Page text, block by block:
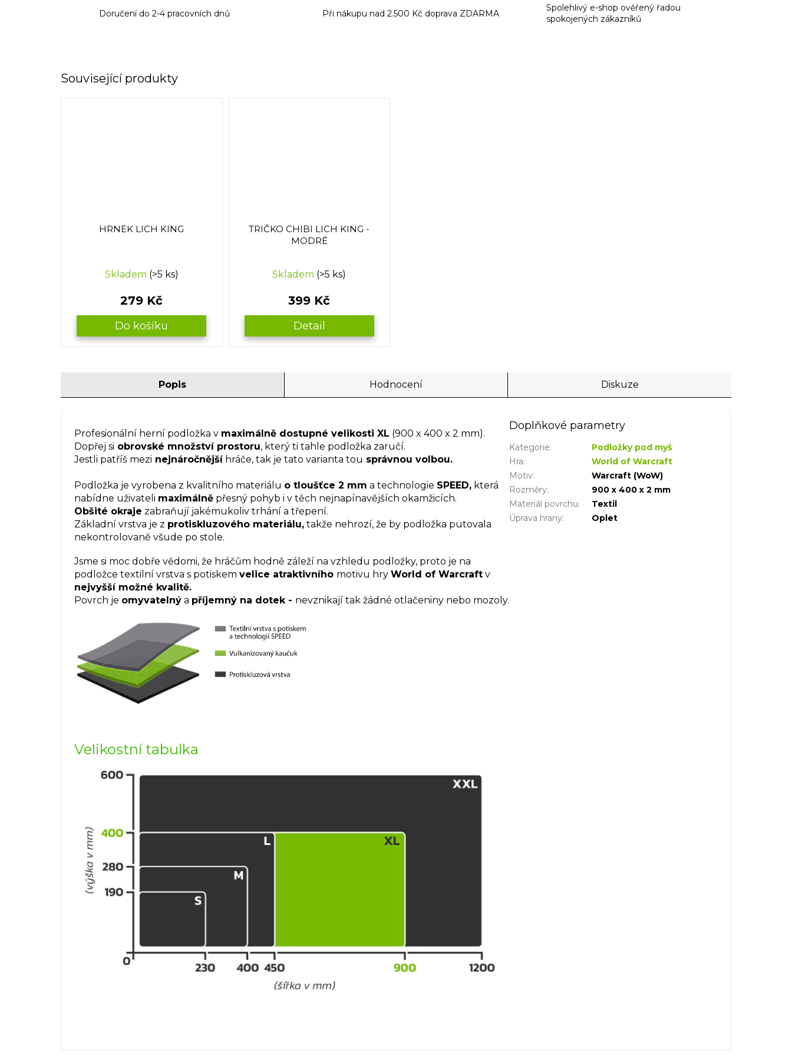
Doručení do 2-4 pracovních dnů Při nákupu nad 2.500 Kč doprava ZDARMA
Spolehlivý e-shop ověřený řadou
spokojených zákazníků
Související produkty
HRNEK LICH KING
Skladem (>5 ks)
279 Kč
Do košíku
TRIČKO CHIBI LICH KING -
MODRÉ
Skladem (>5 ks)
399 Kč
Detail
Popis Hodnocení Diskuze
Profesionální herní podložka v maximálně dostupné velikosti XL (900 x 400 x 2 mm).
Dopřej si obrovské množství prostoru, který ti tahle podložka zaručí.
Jestli patříš mezi nejnáročnějšíhráče, tak je tato varianta tou správnou volbou.
Podložka je vyrobena z kvalitního materiálu o tloušťce 2 mm a technologie SPEED, která
nabídne uživateli maximálně přesný pohyb i v těch nejnapínavějších okamžicích.
Obšité okraje zabraňují jakémukoliv trhání a třepení.
Základní vrstva je z protiskluzového materiálu, takže nehrozí, že by podložka putovala
nekontrolovaně všude po stole.
Jsme si moc dobře vědomi, že hráčům hodně záleží na vzhledu podložky, proto je na
podložce textilní vrstva s potiskem velice atraktivního motivu hry World of Warcraft v
nejvyšší možné kvalitě.
Povrch je omyvatelný a příjemný na dotek - nevznikají tak žádné otlačeniny nebo mozoly.
Velikostní tabulka
Doplňkové parametry
Kategorie:
Podložky pod myš
Hra:
World of Warcraft
Motiv:
Warcraft (WoW)
Rozměry:
900 x 400 x 2 mm
Materiál povrchu:
Textil
Úprava hrany: Oplet